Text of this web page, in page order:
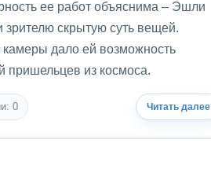
ее работ объяснима – Эшли
зрителю скрытую суть вещей.
дало ей возможность
пришельцев из космоса.
0 Читать далее